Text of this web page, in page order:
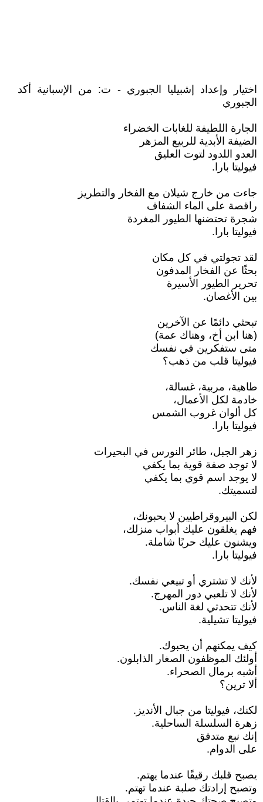
اختيار وإعداد إشبيليا الجبوري - ت: من الإسبانية أكد
الجبوري
الجارة اللطيفة للغابات الخضراء
الضيفة الأبدية للربيع المزهر
العدو اللدود لتوت العليق
فيوليتا بارا.
جاءت من خارج شيلان مع الفخار والتطريز
راقصة على الماء الشفاف
شجرة تحتضنها الطيور المغردة
فيوليتا بارا.
لقد تجولتي في كل مكان
بحثًا عن الفخار المدفون
تحرير الطيور الأسيرة
بين الأغصان.
تبحثي دائمًا عن الآخرين
(هنا ابن أخ، وهناك عمة)
متى ستفكرين في نفسك
فيوليتا قلب من ذهب؟
طاهية، مربية، غسالة،
خادمة لكل الأعمال،
كل ألوان غروب الشمس
فيوليتا بارا.
زهر الجبل، طائر النورس في البحيرات
لا توجد صفة قوية بما يكفي
لا يوجد اسم قوي بما يكفي
لتسميتك.
لكن البيروقراطيين لا يحبونك،
فهم يغلقون عليك أبواب منزلك،
ويشنون عليك حربًا شاملة.
فيوليتا بارا.
لأنك لا تشتري أو تبيعي نفسك.
لأنك لا تلعبي دور المهرج.
لأنك تتحدثي لغة الناس.
فيوليتا تشيلية.
كيف يمكنهم أن يحبوك.
أولئك الموظفون الصغار الذابلون.
أشبه برمال الصحراء.
ألا ترين؟
لكنك، فيوليتا من جبال الأنديز.
زهرة السلسلة الساحلية.
إنك نبع متدفق
على الدوام.
يصبح قلبك رقيقًا عندما يهتم.
وتصبح إرادتك صلبة عندما تهتم.